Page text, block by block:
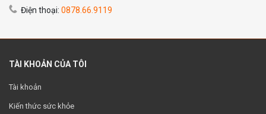
Điện thoại: 0878.66.9119
TÀI KHOẢN CỦA TÔI
Tài khoản
Kiến thức sức khỏe